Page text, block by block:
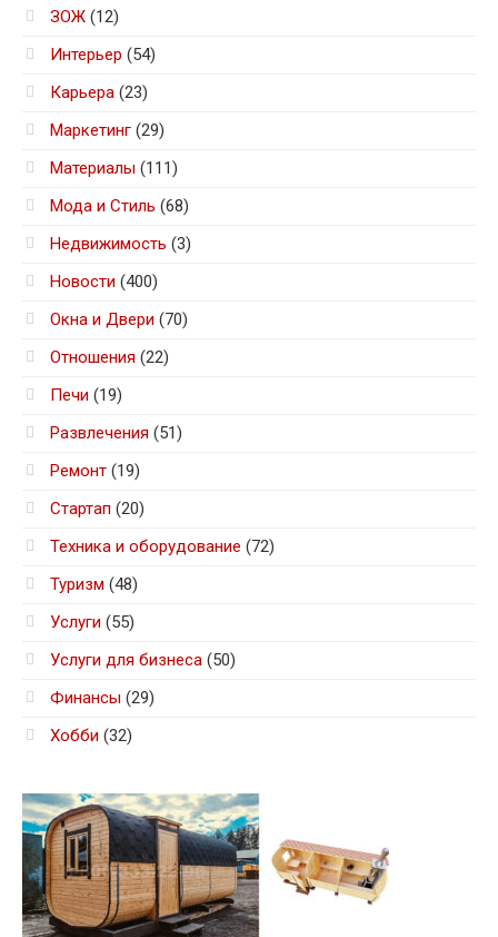
ЗОЖ (12)
Интерьер (54)
Карьера (23)
Маркетинг (29)
Материалы (111)
Мода и Стиль (68)
Недвижимость (3)
Новости (400)
Окна и Двери (70)
Отношения (22)
Печи (19)
Развлечения (51)
Ремонт (19)
Стартап (20)
Техника и оборудование (72)
Туризм (48)
Услуги (55)
Услуги для бизнеса (50)
Финансы (29)
Хобби (32)